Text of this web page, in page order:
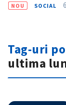
NOU SOCIAL
Tag-uri
ultima